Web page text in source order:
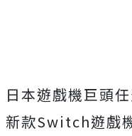
日本遊戲機巨頭
新款Switch遊戲